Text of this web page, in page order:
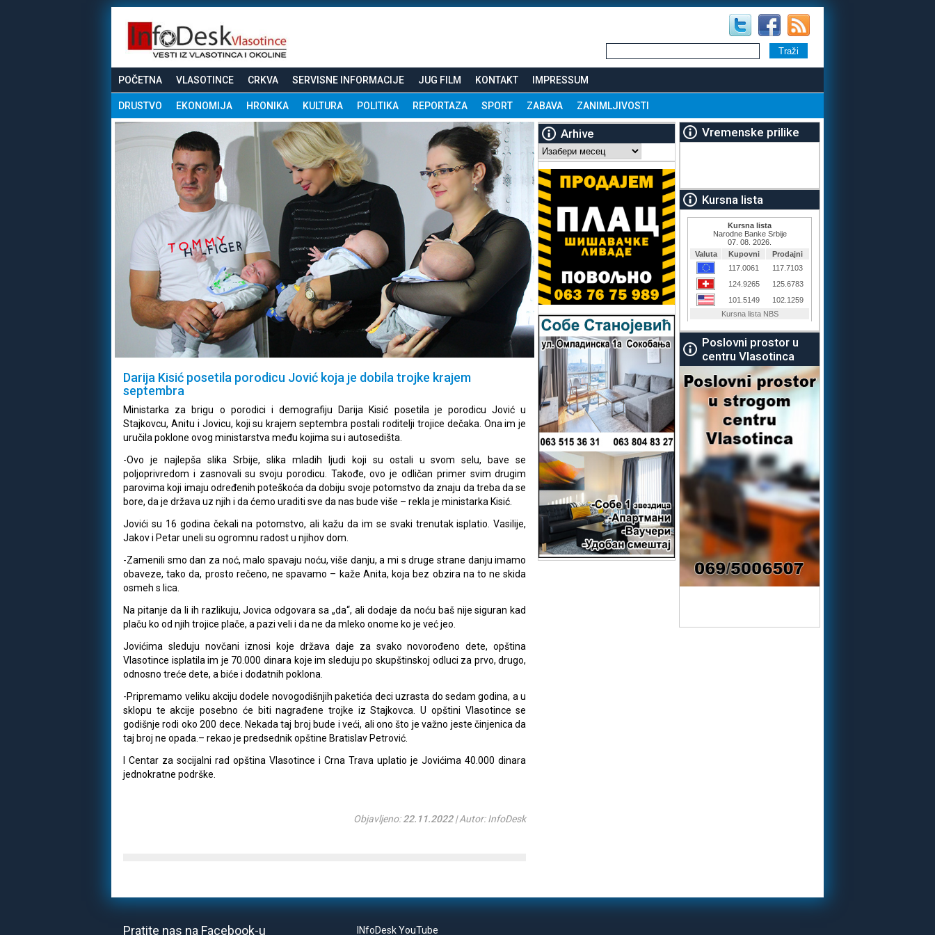
POČETNA VLASOTINCE CRKVA SERVISNE INFORMACIJE JUG FILM KONTAKT IMPRESSUM
DRUSTVO EKONOMIJA HRONIKA KULTURA POLITIKA REPORTAZA SPORT ZABAVA ZANIMLJIVOSTI
Darija Kisić posetila porodicu Jović koja je dobila trojke krajem
septembra
Ministarka za brigu o porodici i demografiju Darija Kisić posetila je porodicu Jović u
Stajkovcu, Anitu i Jovicu, koji su krajem septembra postali roditelji trojice dečaka. Ona im je
uručila poklone ovog ministarstva među kojima su i autosedišta.
-Ovo je najlepša slika Srbije, slika mladih ljudi koji su ostali u svom selu, bave se
poljoprivredom i zasnovali su svoju porodicu. Takođe, ovo je odličan primer svim drugim
parovima koji imaju određenih poteškoća da dobiju svoje potomstvo da znaju da treba da se
bore, da je država uz njih i da ćemo uraditi sve da nas bude više – rekla je ministarka Kisić.
Jovići su 16 godina čekali na potomstvo, ali kažu da im se svaki trenutak isplatio. Vasilije,
Jakov i Petar uneli su ogromnu radost u njihov dom.
-Zamenili smo dan za noć, malo spavaju noću, više danju, a mi s druge strane danju imamo
obaveze, tako da, prosto rečeno, ne spavamo – kaže Anita, koja bez obzira na to ne skida
osmeh s lica.
Na pitanje da li ih razlikuju, Jovica odgovara sa „da“, ali dodaje da noću baš nije siguran kad
plaču ko od njih trojice plače, a pazi veli i da ne da mleko onome ko je već jeo.
Jovićima sleduju novčani iznosi koje država daje za svako novorođeno dete, opština
Vlasotince isplatila im je 70.000 dinara koje im sleduju po skupštinskoj odluci za prvo, drugo,
odnosno treće dete, a biće i dodatnih poklona.
-Pripremamo veliku akciju dodele novogodišnjih paketića deci uzrasta do sedam godina, a u
sklopu te akcije posebno će biti nagrađene trojke iz Stajkovca. U opštini Vlasotince se
godišnje rodi oko 200 dece. Nekada taj broj bude i veći, ali ono što je važno jeste činjenica da
taj broj ne opada.– rekao je predsednik opštine Bratislav Petrović.
I Centar za socijalni rad opština Vlasotince i Crna Trava uplatio je Jovićima 40.000 dinara
jednokratne podrške.
Objavljeno:22.11.2022| Autor: InfoDesk
Arhive
Arhive
Vremenske prilike
Kursna lista
Poslovni prostor u
centru Vlasotinca
Pratite nas na Facebook-u INfoDesk YouTube